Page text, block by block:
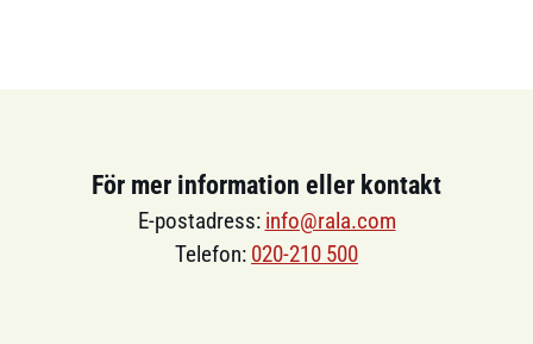
För mer information eller kontakt
E-postadress: info@rala.com
Telefon: 020-210 500